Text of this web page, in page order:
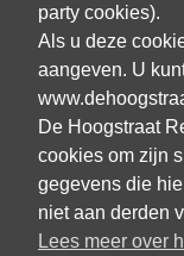
party cookies).
Als u deze
aangeven. U
De Hoogstraat
cookies om zijn
gegevens die
niet aan derden
Lees meer over